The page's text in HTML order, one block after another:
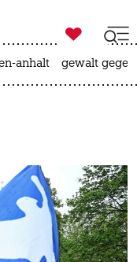

taz zahl ich
anhalt gewalt